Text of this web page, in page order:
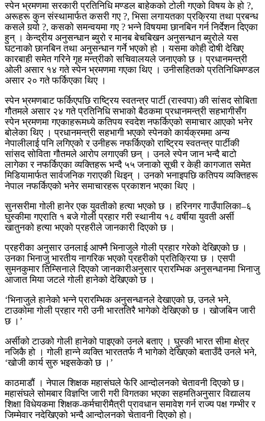
स्पेन भ्रमणमा सरकारी प्रतिनिधि मण्डल बाहेकको टोली गएको विषय के हो ?,
अरूहरू कुन संस्थामार्फत कसरी गए ?, भिसा लगायतका प्रक्रिया तथा प्रबन्ध
कसले गर्‍यो ?, कसको समन्वयमा गए ? भन्ने विषयमा छानबिन गर्न निर्देशन दिएका
हुन् । केन्द्रीय अनुसन्धान ब्युरो र मानब बेचबिखन अनुसन्धान ब्युरोले यस
घटनाको छानबिन तथा अनुसन्धान गर्ने भएको हो । यसमा कोही दोषी देखिए
कारबाही समेत गरिने गृह मन्त्रीको सचिवालयले जनाएको छ । प्रधानमन्त्री
ओली असार १४ गते स्पेन भ्रमणमा गएका थिए । उनीसहितको प्रतिनिधिमण्डल
असार २० गते फर्किएका थिए ।
स्पेन भ्रमणबाट फर्किएपछि राष्ट्रिय स्वतन्त्र पार्टी (रास्वपा) की सांसद सोबिता
गौतमले असार २४ गते प्रतिनिधि सभाको बैठकमा प्रधानमन्त्री सहभागीसँग
स्पेन भ्रमणमा गएकाहरूमध्ये कतिपय स्वदेश नफर्किएको समाचार आएको भनेर
बोलेका थिए । प्रधानमन्त्री सहभागी भएको स्पेनको कार्यक्रममा अन्य
नेपालीलाई पनि लगिएको र उनीहरू नफर्किएको राष्ट्रिय स्वतन्त्र पार्टीकी
सांसद सोविता गौतमले आरोप लगाएकी छन् । उनले स्पेन जान भन्दै बाटो
लागेका र नफर्किएका व्यक्तिहरू भन्दै ५५ जनाको सूची र केही कागजात समेत
मिडियामार्फत सार्वजनिक गराएकी थिइन् । उनको भनाइपछि कतिपय व्यक्तिहरू
नेपाल नफर्किएको भनेर समाचारहरू प्रकाशन भएका थिए ।
सुनसरीमा गोली हानेर एक युवतीको हत्या भएको छ । हरिनगर गाउँपालिका–६
घुस्कीमा गएराति १ बजे गोली प्रहार गरी स्थानीय १८ वर्षीया युवती अर्सी
खातुनको हत्या भएको प्रहरीले जानकारी दिएको छ ।
प्रहरीका अनुसार उनलाई आफ्नै भिनाजुले गोली प्रहार गरेको देखिएको छ ।
उनका भिनाजु भारतीय नागरिक भएको प्रहरीको प्रतिक्रिया छ । एसपी
सुमनकुमार तिम्सिनाले दिएको जानकारीअनुसार प्रारम्भिक अनुसन्धानमा भिनाजु
आजात मिया जटले गोली हानेको देखिएको छ ।
‘भिनाजुले हानेको भन्ने प्रारम्भिक अनुसन्धानले देखाएको छ, उनले भने,
टाउकोमा गोली प्रहार गरी उनी भारततिरै भागेको देखिएको छ । खोजबिन जारी
छ ।’
अर्सीको टाउको गोली हानेको पाइएको उनले बताए । घुस्की भारत सीमा क्षेत्र
नजिकै हो । गोली हान्ने व्यक्ति भारततर्फ नै भागेको देखिएको बताउँदै उनले भने,
‘खोजी कार्य सुरु भइसकेको छ ।’
काठमाडौं । नेपाल शिक्षक महासंघले फेरि आन्दोलनको चेतावनी दिएको छ।
महासंघले सोमबार विज्ञप्ति जारी गरी विगतका भएका सहमतिअनुसार विद्यालय
शिक्षा विधेयकमा शिक्षक-कर्मचारीमैत्री प्रावधान समावेश गर्न राज्य पक्ष गम्भीर र
जिम्मेवार नदेखिएको भन्दै आन्दोलनको चेतावनी दिएको हो।